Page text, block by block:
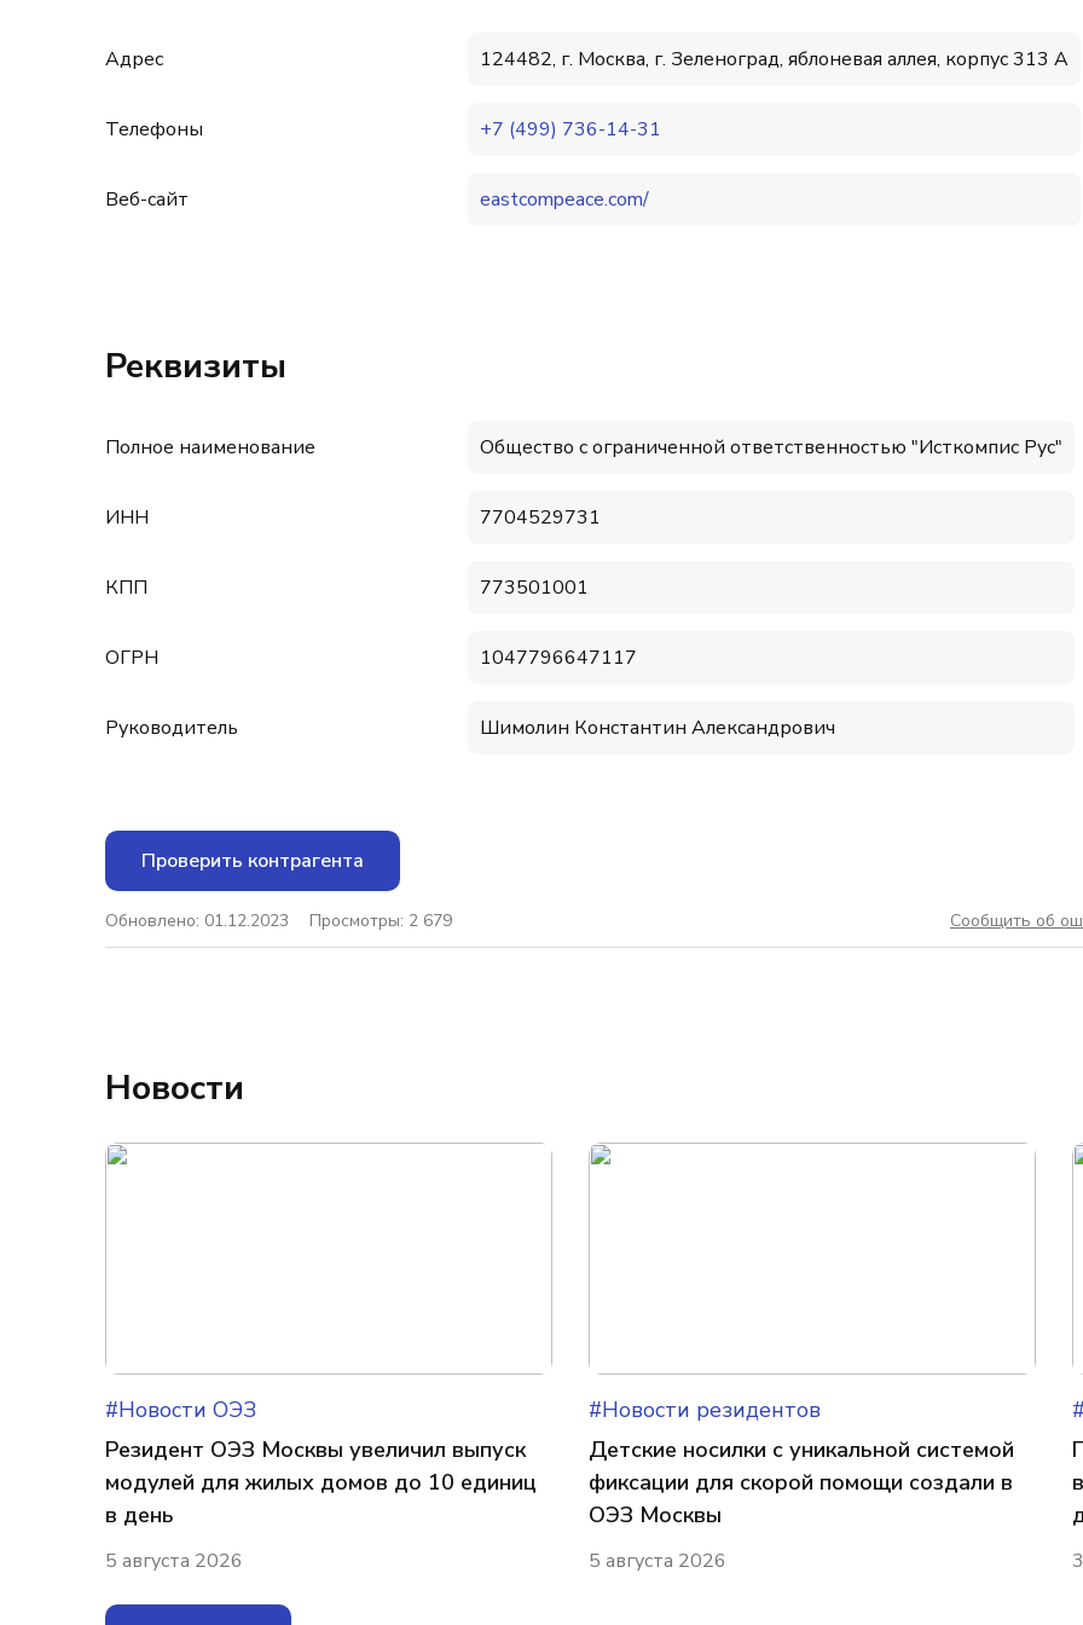
Адрес 124482, г. Москва, г. Зеленоград, яблоневая аллея, корпус 313 А
Телефоны +7 (499) 736-14-31
Веб-сайт eastcompeace.com/
Реквизиты
Полное наименование Общество с ограниченной ответственностью "Исткомпис Рус"
ИНН 7704529731
КПП 773501001
ОГРН 1047796647117
Руководитель Шимолин Константин Александрович
Проверить контрагента
Обновлено: 01.12.2023 Просмотры: 2 679 Сообщить об
Новости
#Новости ОЭЗ
Резидент ОЭЗ Москвы увеличил выпуск
модулей для жилых домов до 10 единиц
в день
5 августа 2026
#Новости резидентов
Детские носилки с уникальной системой
фиксации для скорой помощи создали в
ОЭЗ Москвы
5 августа 2026